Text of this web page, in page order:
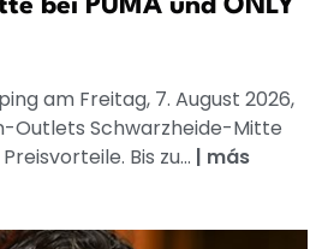
bei PUMA und ONLY
am Freitag, 7. August 2026,
Outlets Schwarzheide-Mitte
Bis zu... | más